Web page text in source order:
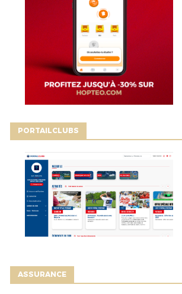
PORTAILCLUBS
ASSURANCE